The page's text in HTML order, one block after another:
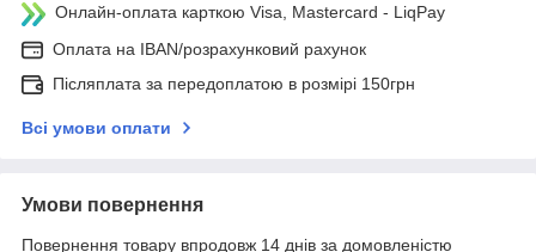
Онлайн-оплата карткою Visa, Mastercard - LiqPay
Оплата на IBAN/розрахунковий рахунок
Післяплата за передоплатою в розмірі 150грн
Всі умови оплати
Умови повернення
Повернення товару впродовж 14 днів за домовленістю